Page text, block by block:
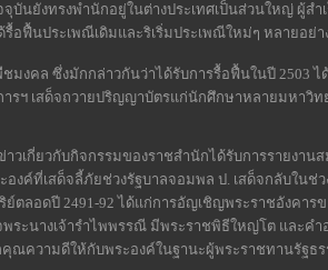
บันยังทรงพำนักอยู่ในต่างประเทศเป็นส่วนใหญ่ ผู้ส
รื้อฟื้นประเพณีเดิมและริเริ่มประเพณีใหม่ๆ หลายอย่า
มงคล ซึ่งมักกล่าวกันว่าได้รับการรื้อฟื้นในปี 2503 ไ
ารฯ เสด็จถวายปริญญาบัตรแก่นักศึกษาหลายมหาวิท
าวเกี่ยวกับกิจกรรมของราชสำนักได้รับการรายงา
องค์ที่เสด็จลี้ภัยช่วงรัฐบาลจอมพล ป. เสด็จกลับในช่
ย์ตลอดปี 2491-92 ได้แก่การอัญเชิญพระราชอังคาร
พระนางเจ้ารำไพพรรณี มีพระราชพิธีใหญ่โต และค
ณความดีให้กับพระองค์ในฐานะผู้พระราชทานรัฐธ